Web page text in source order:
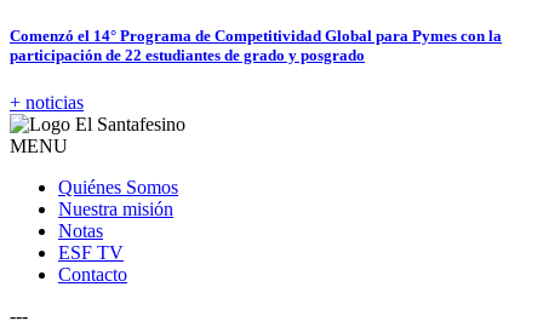
Comenzó el 14° Programa de Competitividad Global para Pymes con la
participación de 22 estudiantes de grado y posgrado
+ noticias
MENU
Quiénes Somos
Nuestra misión
Notas
ESF TV
Contacto
---